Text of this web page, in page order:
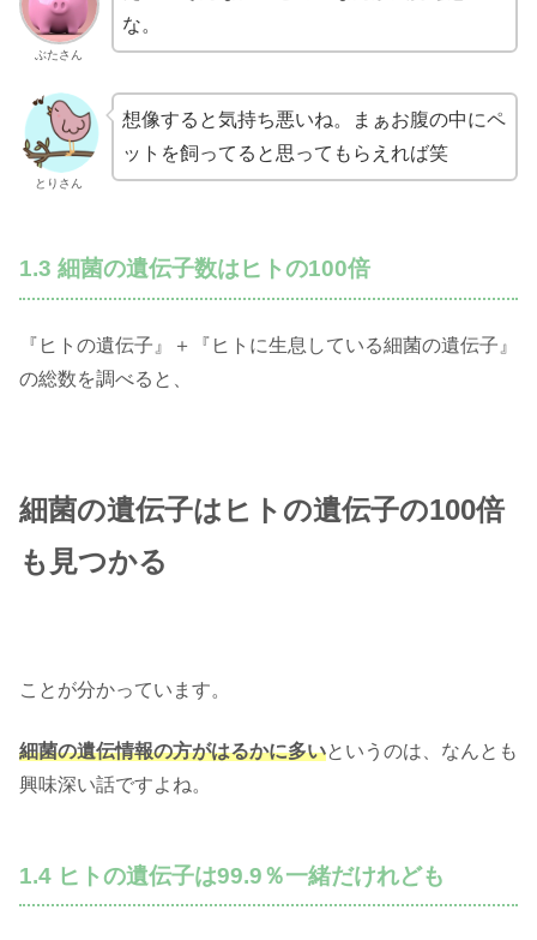
ぶたさん
な。
とりさん
想像すると気持ち悪いね。まぁお腹の中にペ
ットを飼ってると思ってもらえれば笑
1.3 細菌の遺伝子数はヒトの100倍
『ヒトの遺伝子』＋『ヒトに生息している細菌の遺伝子』
の総数を調べると、
細菌の遺伝子はヒトの遺伝子の100倍
も見つかる
ことが分かっています。
細菌の遺伝情報の方がはるかに多いというのは、なんとも
興味深い話ですよね。
1.4 ヒトの遺伝子は99.9％一緒だけれども